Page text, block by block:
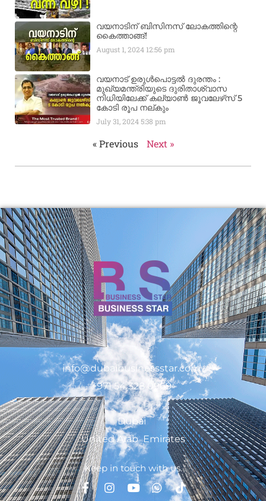
വയനാടിന് ബിസിനസ് ലോകത്തിന്റെ
കൈത്താങ്ങ്!
August 1, 2024 12:56 pm
വയനാട് ഉരുള്‍പൊട്ടൽ ദുരന്തം :
മുഖ്യമന്ത്രിയുടെ ദുരിതാശ്വാസ
നിധിയിലേക്ക് കല്യാണ്‍ ജൂവലേഴ്‌സ് 5
കോടി രൂപ നല്‌കും
July 31, 20245:38 pm
« Previous Next »
info@dubaibusinessstar.com
+971 54 328 0969
Dubai
United Arab Emirates
Keep in touch with us.